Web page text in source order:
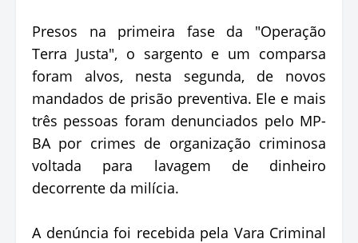
Presos na primeira fase da "Operação
Terra Justa", o sargento e um comparsa
foram alvos, nesta segunda, de novos
mandados de prisão preventiva. Ele e mais
três pessoas foram denunciados pelo MP-
BA por crimes de organização criminosa
voltada para lavagem de dinheiro
decorrente da milícia.
A denúncia foi recebida pela Vara Criminal